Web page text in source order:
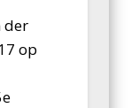
der
op